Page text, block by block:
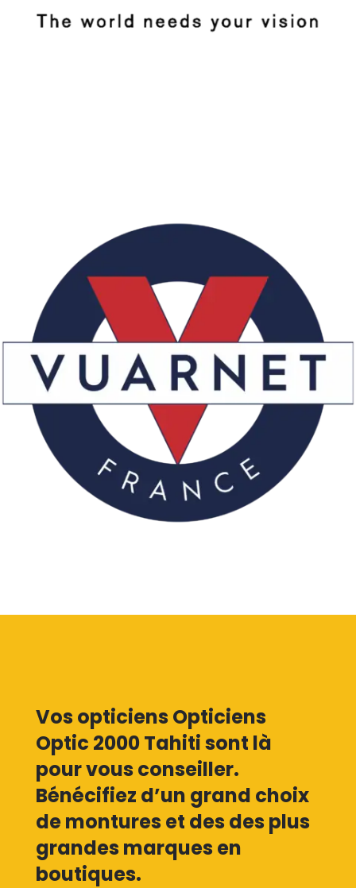
Vos opticiens Opticiens
Optic 2000 Tahiti sont là
pour vous conseiller.
Bénécifiez d’un grand choix
de montures et des des plus
grandes marques en
boutiques.